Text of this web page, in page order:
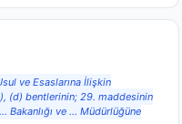
ve Esaslarına İlişkin
(d) bentlerinin; 29. maddesinin
Bakanlığı ve … Müdürlüğüne